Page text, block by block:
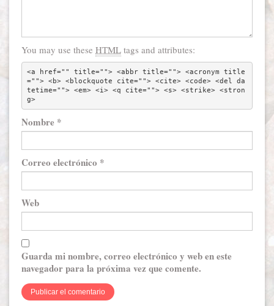
You may use these HTML tags and attributes:
<a href="" title=""> <abbr title=""> <acronym title
=""> <b> <blockquote cite=""> <cite> <code> <del da
tetime=""> <em> <i> <q cite=""> <s> <strike> <stron
g>
Nombre *
Correo electrónico *
Web
Guarda mi nombre, correo electrónico y web en este
navegador para la próxima vez que comente.